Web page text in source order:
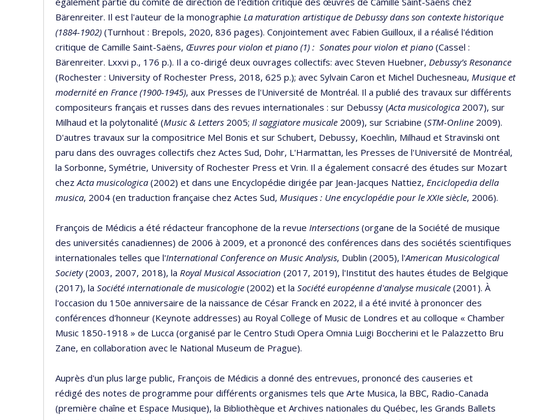
Bärenreiter. Il est l'auteur de la monographie La maturation artistique de Debussy dans son contexte historique
(1884-1902) (Turnhout : Brepols, 2020, 836 pages). Conjointement avec Fabien Guilloux, il a réalisé l'édition
critique de Camille Saint-Saëns, Œuvres pour violon et piano (1) : Sonates pour violon et piano (Cassel :
Bärenreiter. Lxxvi p., 176 p.). Il a co-dirigé deux ouvrages collectifs: avec Steven Huebner, Debussy’s Resonance
(Rochester : University of Rochester Press, 2018, 625 p.); avec Sylvain Caron et Michel Duchesneau, Musique et
modernité en France (1900-1945), aux Presses de l'Université de Montréal. Il a publié des travaux sur différents
compositeurs français et russes dans des revues internationales : sur Debussy (Acta musicologica 2007), sur
Milhaud et la polytonalité (Music & Letters 2005; Il saggiatore musicale 2009), sur Scriabine (STM-Online 2009).
D'autres travaux sur la compositrice Mel Bonis et sur Schubert, Debussy, Koechlin, Milhaud et Stravinski ont
paru dans des ouvrages collectifs chez Actes Sud, Dohr, L'Harmattan, les Presses de l'Université de Montréal,
la Sorbonne, Symétrie, University of Rochester Press et Vrin. Il a également consacré des études sur Mozart
chezActa musicologica (2002) et dans une Encyclopédie dirigée par Jean-Jacques Nattiez, Enciclopedia della
musica, 2004 (en traduction française chez Actes Sud, Musiques : Une encyclopédie pour le XXIe siècle, 2006).
François de Médicis a été rédacteur francophone de la revue Intersections (organe de la Société de musique
des universités canadiennes) de 2006 à 2009, et a prononcé des conférences dans des sociétés scientifiques
internationales telles que l'International Conference on Music Analysis, Dublin (2005), l'American Musicological
Society(2003, 2007, 2018), la Royal Musical Association (2017, 2019), l'Institut des hautes études de Belgique
(2017), la Société internationale de musicologie (2002) et la Société européenne d'analyse musicale (2001). À
l'occasion du 150e anniversaire de la naissance de César Franck en 2022, il a été invité à prononcer des
conférences d'honneur (Keynote addresses) au Royal College of Music de Londres et au colloque « Chamber
Music 1850-1918 » de Lucca (organisé par le Centro Studi Opera Omnia Luigi Boccherini et le Palazzetto Bru
Zane, en collaboration avec le National Museum de Prague).
Auprès d'un plus large public, François de Médicis a donné des entrevues, prononcé des causeries et
rédigé des notes de programme pour différents organismes tels que Arte Musica, la BBC, Radio-Canada
(première chaîne et Espace Musique), la Bibliothèque et Archives nationales du Québec, les Grands Ballets